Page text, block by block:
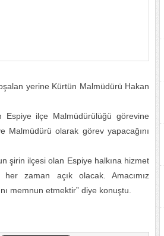
yerine Kürtün Malmüdürü Hakan
ilçe Malmüdürülüğü görevine
Malmüdürü olarak görev yapacağını
şirin ilçesi olan Espiye halkına hizmet
zaman açık olacak. Amacımız
memnun etmektir” diye konuştu.